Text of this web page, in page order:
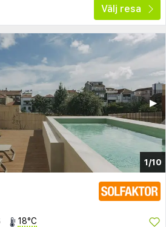
Välj resa
1/10
▶︎
18°C